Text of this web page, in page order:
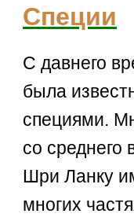
Специи
С давнего
была
специями.
со среднего
Шри Ланку
многих